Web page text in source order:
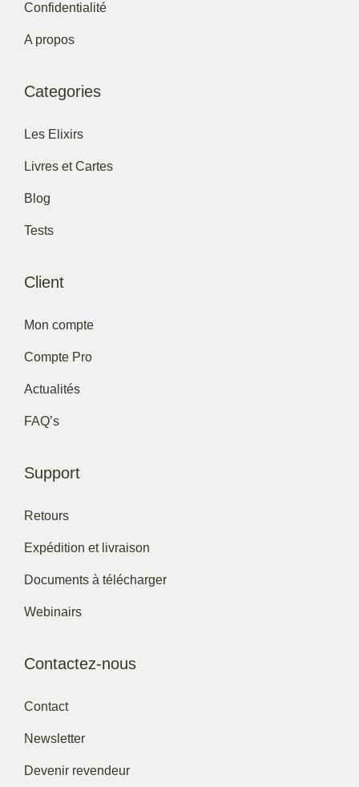
Confidentialité
A propos
Categories
Les Elixirs
Livres et Cartes
Blog
Tests
Client
Mon compte
Compte Pro
Actualités
FAQ’s
Support
Retours
Expédition et livraison
Documents à télécharger
Webinairs
Contactez-nous
Contact
Newsletter
Devenir revendeur